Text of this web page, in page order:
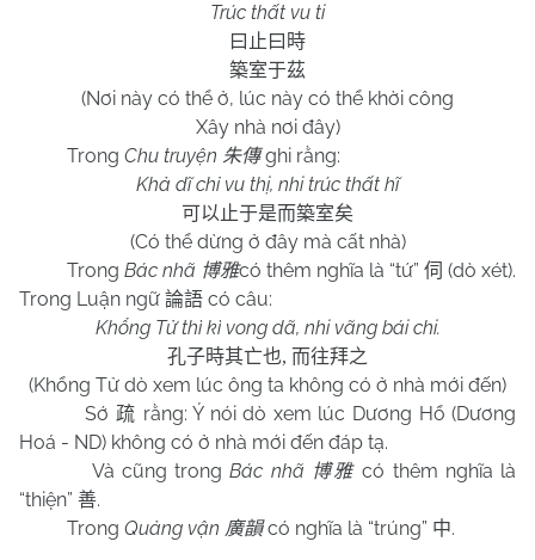
Trúc thất vu ti
曰止曰時
築室于茲
(Nơi này có thể ở, lúc này có thể khời công
Xây nhà nơi đây)
Trong Chu truyện 朱傳 ghi rằng:
Khả dĩ chỉ vu thị, nhi trúc thất hĩ
可以止于是而築室矣
(Có thể dừng ở đây mà cất nhà)
Trong Bác nhã 博雅có thêm nghĩa là “tứ” 伺 (dò xét).
Trong Luận ngữ 論語 có câu:
Khổng Tử thì kì vong dã, nhi vãng bái chi.
孔子時其亡也, 而往拜之
(Khổng Tử dò xem lúc ông ta không có ở nhà mới đến)
Sớ 疏 rằng: Ý nói dò xem lúc Dương Hổ (Dương
Hoá - ND) không có ở nhà mới đến đáp tạ.
Và cũng trongBác nhã 博雅 có thêm nghĩa là
“thiện” 善.
Trong Quảng vận 廣韻có nghĩa là “trúng” 中.